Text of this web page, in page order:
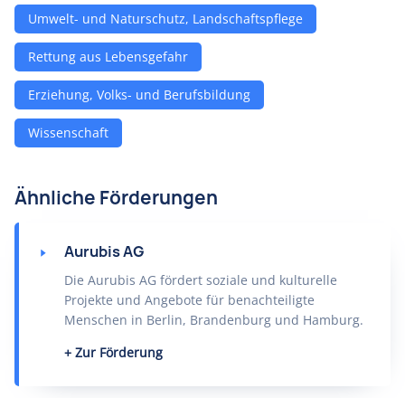
Umwelt- und Naturschutz, Landschaftspflege
Rettung aus Lebensgefahr
Erziehung, Volks- und Berufsbildung
Wissenschaft
Ähnliche Förderungen
Aurubis AG
Die Aurubis AG fördert soziale und kulturelle
Projekte und Angebote für benachteiligte
Menschen in Berlin, Brandenburg und Hamburg.
Zur Förderung